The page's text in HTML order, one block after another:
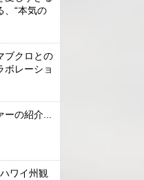
、“本気の
ブクロとの
ボレーショ
ーの紹介...
ワイ州観